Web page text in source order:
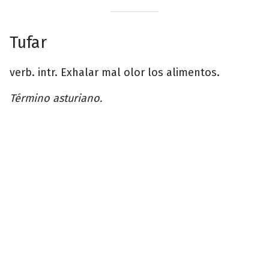
Tufar
verb. intr. Exhalar mal olor los alimentos.
Término asturiano.